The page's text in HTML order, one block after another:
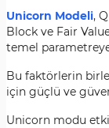
Unicorn Modeli,
Block ve Fair
temel
Bu faktörlerin
için güçlü ve
Unicorn modu